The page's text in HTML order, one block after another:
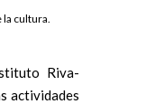
cultura.
Riva-
actividades